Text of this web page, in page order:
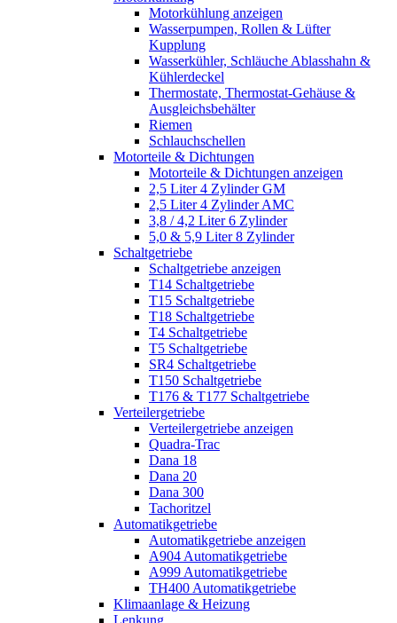
Motorkühlung anzeigen
Wasserpumpen, Rollen & Lüfter
Kupplung
Wasserkühler, Schläuche Ablasshahn &
Kühlerdeckel
Thermostate, Thermostat-Gehäuse &
Ausgleichsbehälter
Riemen
Schlauchschellen
Motorteile & Dichtungen
Motorteile & Dichtungen anzeigen
2,5 Liter 4 Zylinder GM
2,5 Liter 4 Zylinder AMC
3,8 / 4,2 Liter 6 Zylinder
5,0 & 5,9 Liter 8 Zylinder
Schaltgetriebe
Schaltgetriebe anzeigen
T14 Schaltgetriebe
T15 Schaltgetriebe
T18 Schaltgetriebe
T4 Schaltgetriebe
T5 Schaltgetriebe
SR4 Schaltgetriebe
T150 Schaltgetriebe
T176 & T177 Schaltgetriebe
Verteilergetriebe
Verteilergetriebe anzeigen
Quadra-Trac
Dana 18
Dana 20
Dana 300
Tachoritzel
Automatikgetriebe
Automatikgetriebe anzeigen
A904 Automatikgetriebe
A999 Automatikgetriebe
TH400 Automatikgetriebe
Klimaanlage & Heizung
Lenkung